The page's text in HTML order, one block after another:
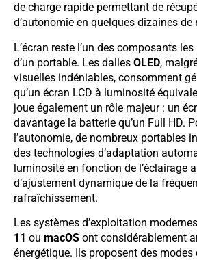
de charge rapide permettant de
d’autonomie en quelques dizaines de
L’écran reste l’un des composants
d’un portable. Les dalles OLED,
visuelles indéniables, consomment
qu’un écran LCD à luminosité
joue également un rôle majeur : un
davantage la batterie qu’un Full HD.
l’autonomie, de nombreux portables
des technologies d’adaptation
luminosité en fonction de l’éclairage
d’ajustement dynamique de la
rafraîchissement.
Les systèmes d’exploitation
11 ou macOS ont considérablement
énergétique. Ils proposent des modes